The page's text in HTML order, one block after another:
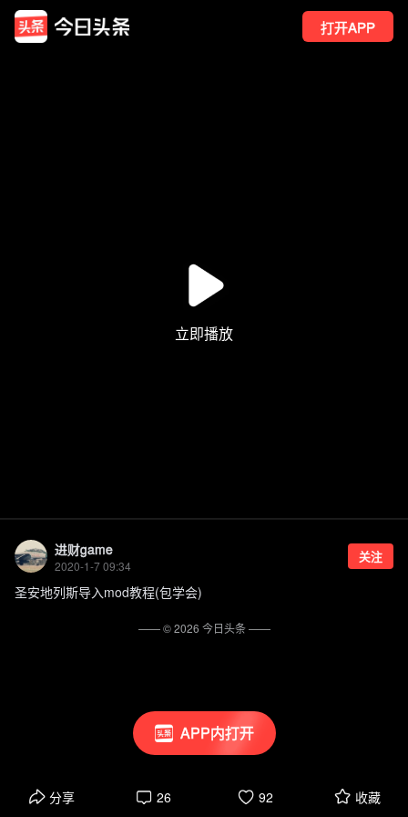
打开APP
APP内打开
进财game
2020-1-7 09:34
关注
圣安地列斯导入mod教程(包学会)
分享 26 92 收藏
—— ©2026 今日头条——